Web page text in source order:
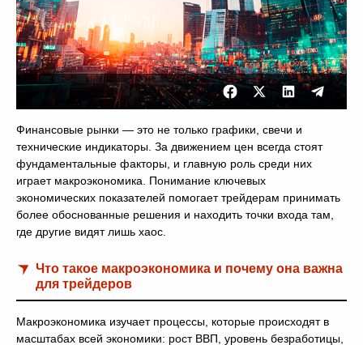
Финансовые рынки — это не только графики, свечи и
технические индикаторы. За движением цен всегда стоят
фундаментальные факторы, и главную роль среди них
играет макроэкономика. Понимание ключевых
экономических показателей помогает трейдерам принимать
более обоснованные решения и находить точки входа там,
где другие видят лишь хаос.
Что такое макроэкономика и почему она важна
для трейдеров
Макроэкономика изучает процессы, которые происходят в
масштабах всей экономики: рост ВВП, уровень безработицы,